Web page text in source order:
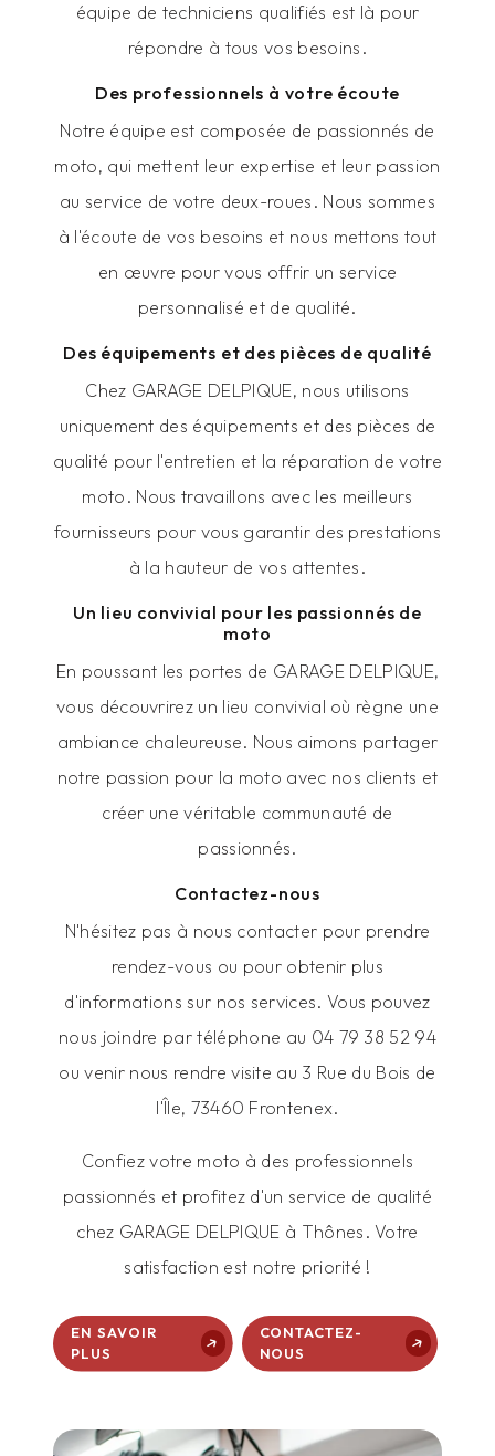
équipe de techniciens qualifiés est là pour
répondre à tous vos besoins.
Des professionnels à votre écoute
Notre équipe est composée de passionnés de
moto, qui mettent leur expertise et leur passion
au service de votre deux-roues. Nous sommes
à l'écoute de vos besoins et nous mettons tout
en œuvre pour vous offrir un service
personnalisé et de qualité.
Des équipements et des pièces de qualité
Chez GARAGE DELPIQUE, nous utilisons
uniquement des équipements et des pièces de
qualité pour l'entretien et la réparation de votre
moto. Nous travaillons avec les meilleurs
fournisseurs pour vous garantir des prestations
à la hauteur de vos attentes.
Un lieu convivial pour les passionnés de
moto
En poussant les portes de GARAGE DELPIQUE,
vous découvrirez un lieu convivial où règne une
ambiance chaleureuse. Nous aimons partager
notre passion pour la moto avec nos clients et
créer une véritable communauté de
passionnés.
Contactez-nous
N'hésitez pas à nous contacter pour prendre
rendez-vous ou pour obtenir plus
d'informations sur nos services. Vous pouvez
nous joindre par téléphone au 04 79 38 52 94
ou venir nous rendre visite au 3 Rue du Bois de
l'Île, 73460 Frontenex.
Confiez votre moto à des professionnels
passionnés et profitez d'un service de qualité
chez GARAGE DELPIQUE à Thônes. Votre
satisfaction est notre priorité !
EN SAVOIR
PLUS
CONTACTEZ-
NOUS